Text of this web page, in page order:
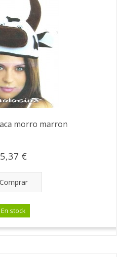
morro marron
5,37 €
Comprar
En stock